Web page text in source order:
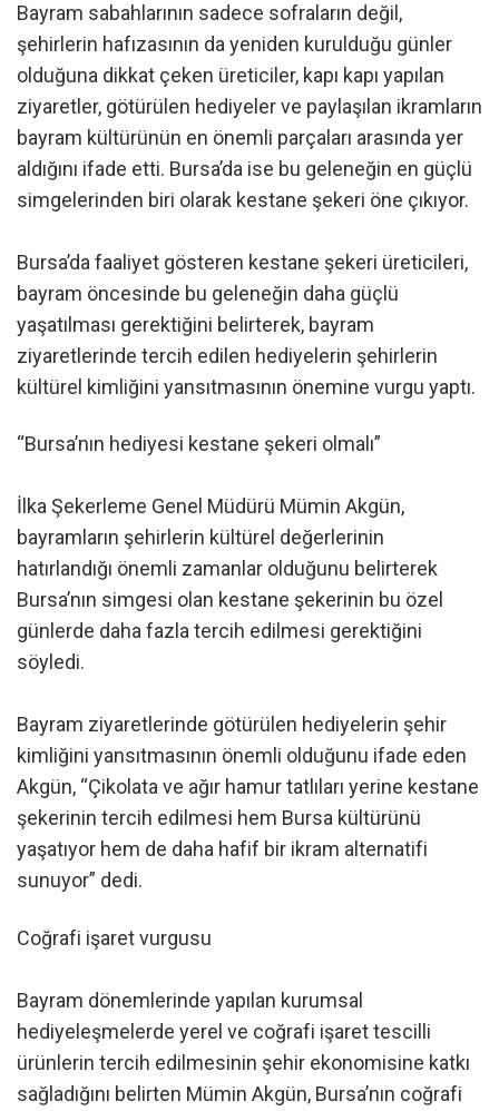
Bayram sabahlarının sadece sofraların değil,
şehirlerin hafızasının da yeniden kurulduğu günler
olduğuna dikkat çeken üreticiler, kapı kapı yapılan
ziyaretler, götürülen hediyeler ve paylaşılan ikramların
bayram kültürünün en önemli parçaları arasında yer
aldığını ifade etti. Bursa’da ise bu geleneğin en güçlü
simgelerinden biri olarak kestane şekeri öne çıkıyor.
Bursa’da faaliyet gösteren kestane şekeri üreticileri,
bayram öncesinde bu geleneğin daha güçlü
yaşatılması gerektiğini belirterek, bayram
ziyaretlerinde tercih edilen hediyelerin şehirlerin
kültürel kimliğini yansıtmasının önemine vurgu yaptı.
“Bursa’nın hediyesi kestane şekeri olmalı”
İlka Şekerleme Genel Müdürü Mümin Akgün,
bayramların şehirlerin kültürel değerlerinin
hatırlandığı önemli zamanlar olduğunu belirterek
Bursa’nın simgesi olan kestane şekerinin bu özel
günlerde daha fazla tercih edilmesi gerektiğini
söyledi.
Bayram ziyaretlerinde götürülen hediyelerin şehir
kimliğini yansıtmasının önemli olduğunu ifade eden
Akgün, “Çikolata ve ağır hamur tatlıları yerine kestane
şekerinin tercih edilmesi hem Bursa kültürünü
yaşatıyor hem de daha hafif bir ikram alternatifi
sunuyor” dedi.
Coğrafi işaret vurgusu
Bayram dönemlerinde yapılan kurumsal
hediyeleşmelerde yerel ve coğrafi işaret tescilli
ürünlerin tercih edilmesinin şehir ekonomisine katkı
sağladığını belirten Mümin Akgün, Bursa’nın coğrafi